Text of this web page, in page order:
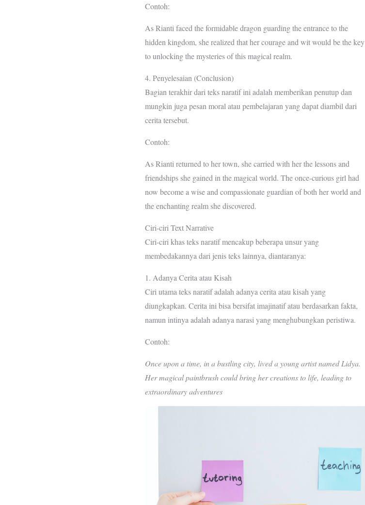
Contoh:
As Rianti faced the formidable dragon guarding the entrance to the
hidden kingdom, she realized that her courage and wit would be the key
to unlocking the mysteries of this magical realm.
4. Penyelesaian (Conclusion)
Bagian terakhir dari teks naratif ini adalah memberikan penutup dan
mungkin juga pesan moral atau pembelajaran yang dapat diambil dari
cerita tersebut.
Contoh:
As Rianti returned to her town, she carried with her the lessons and
friendships she gained in the magical world. The once-curious girl had
now become a wise and compassionate guardian of both her world and
the enchanting realm she discovered.
Ciri-ciri Text Narrative
Ciri-ciri khas teks naratif mencakup beberapa unsur yang
membedakannya dari jenis teks lainnya, diantaranya:
1. Adanya Cerita atau Kisah
Ciri utama teks naratif adalah adanya cerita atau kisah yang
diungkapkan. Cerita ini bisa bersifat imajinatif atau berdasarkan fakta,
namun intinya adalah adanya narasi yang menghubungkan peristiwa.
Contoh:
Once upon a time, in a bustling city, lived a young artist named Lidya.
Her magical paintbrush could bring her creations to life, leading to
extraordinary adventures